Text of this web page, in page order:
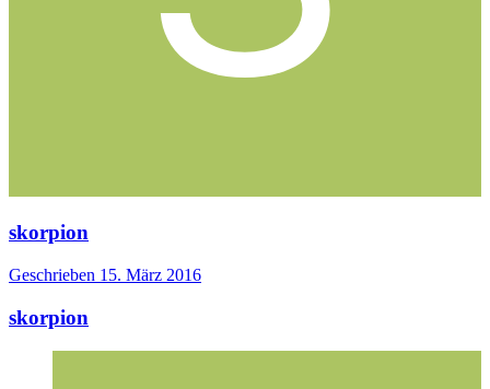
skorpion
Geschrieben 15. März 2016
skorpion